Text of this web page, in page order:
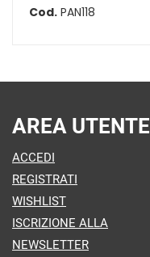
Cod. PAN118
AREA UTENTE
ACCEDI
REGISTRATI
WISHLIST
ISCRIZIONE ALLA
NEWSLETTER